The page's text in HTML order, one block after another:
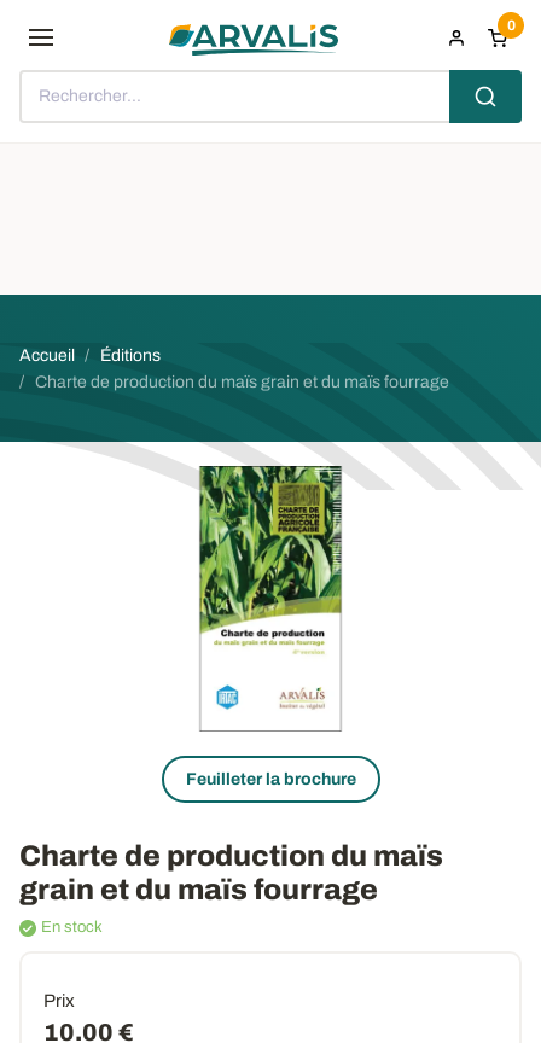
Rechercher...
0
Fil d'Ariane
Accueil
Éditions
Charte de production du maïs grain et du maïs fourrage
Feuilleter la brochure
Charte de production du maïs
grain et du maïs fourrage
En stock
Prix
10.00 €